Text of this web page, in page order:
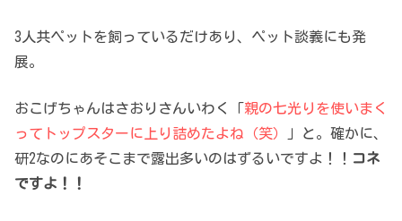
3人共ペットを飼っているだけあり、ペット談義にも発
展。
おこげちゃんはさおりさんいわく「 親の七光りを使いまく
ってトップスターに上り詰めたよね（笑）
」と。確かに、
研2なのにあそこまで露出多いのはずるいですよ！！ コネ
ですよ！！